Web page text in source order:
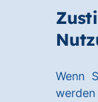
Wenn
Hauptinhalt